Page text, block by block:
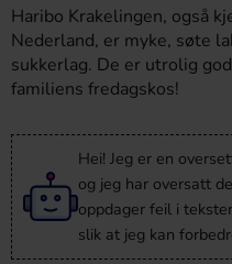
Haribo Krakelingen, også
Nederland, er myke, søte
sukkerlag. De er utrolig
familiens fredagskos!
Hei! Jeg er en
og jeg har oversatt
oppdager feil i
slik at jeg kan